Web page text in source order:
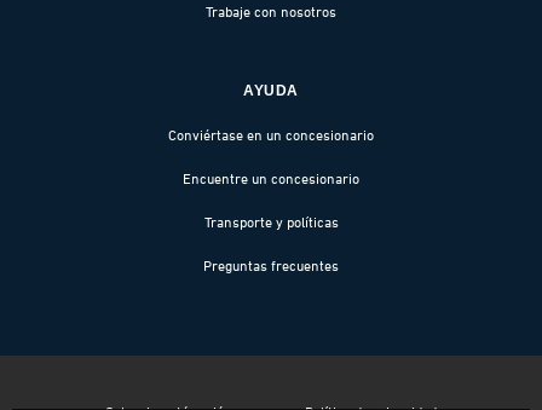
Trabaje con nosotros
AYUDA
Conviértase en un concesionario
Encuentre un concesionario
Transporte y políticas
Preguntas frecuentes